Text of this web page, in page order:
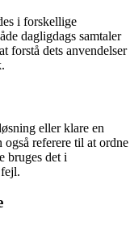
i forskellige
dagligdags samtaler
forstå dets anvendelser
eller klare en
referere til at ordne
bruges det i